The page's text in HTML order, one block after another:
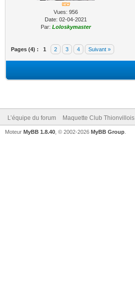
Vues: 956
Date: 02-04-2021
Par: Loloskymaster
Pages (4) : 1 2 3 4 Suivant »
L’équipe du forum Maquette Club Thionvillois
Moteur MyBB 1.8.40 , © 2002-2026 MyBB Group